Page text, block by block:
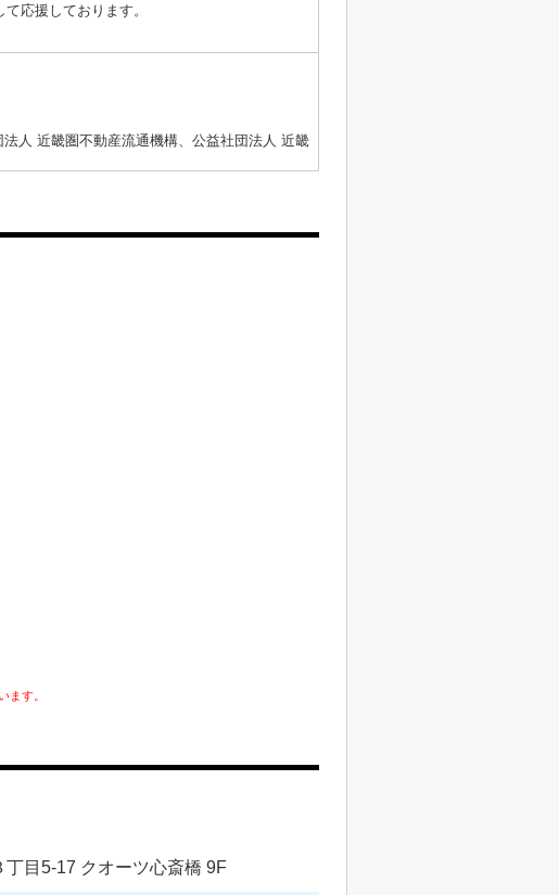
応援しております。
人 近畿圏不動産流通機構、公益社団法人 近畿
ます。
目5-17 クオーツ心斎橋 9F